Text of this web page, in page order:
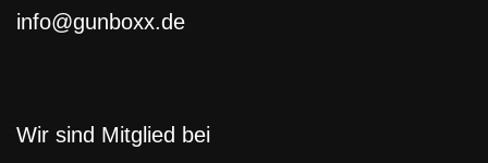
info@gunboxx.de
Wir sind Mitglied bei